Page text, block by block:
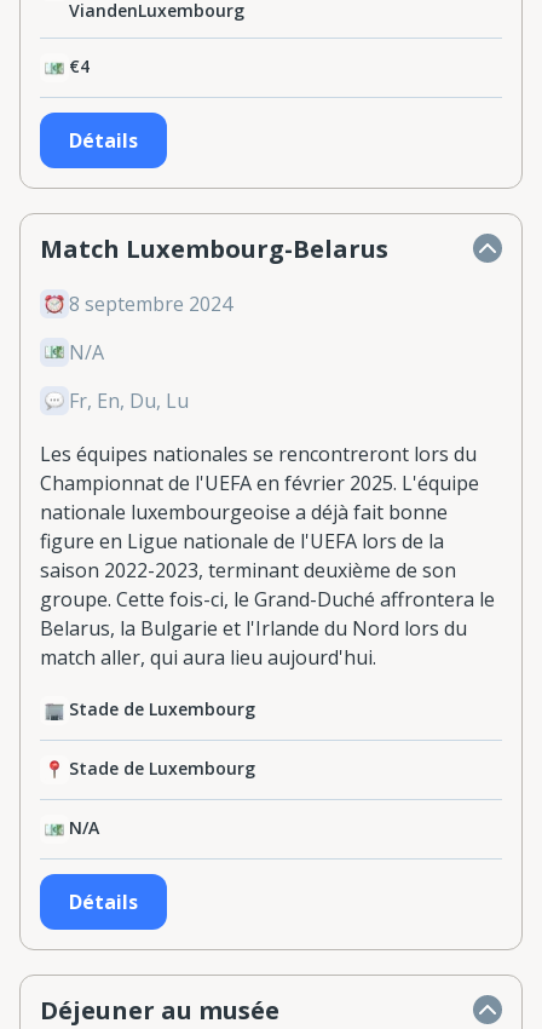
ViandenLuxembourg
€4
Détails
Match Luxembourg-Belarus
8 septembre 2024
N/A
Fr, En, Du, Lu
Les équipes nationales se rencontreront lors du
Championnat de l'UEFA en février 2025. L'équipe
nationale luxembourgeoise a déjà fait bonne
figure en Ligue nationale de l'UEFA lors de la
saison 2022-2023, terminant deuxième de son
groupe. Cette fois-ci, le Grand-Duché affrontera le
Belarus, la Bulgarie et l'Irlande du Nord lors du
match aller, qui aura lieu aujourd'hui.
Stade de Luxembourg
Stade de Luxembourg
N/A
Détails
Déjeuner au musée